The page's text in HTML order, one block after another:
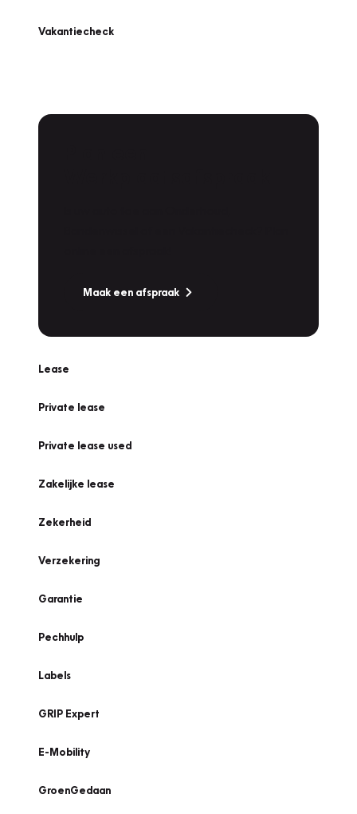
Vakantiecheck
Maak een afspraak
Lease
Private lease
Private lease used
Zakelijke lease
Zekerheid
Verzekering
Garantie
Pechhulp
Labels
GRIP Expert
E-Mobility
GroenGedaan